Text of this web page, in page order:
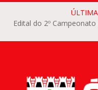
Edital do 2º